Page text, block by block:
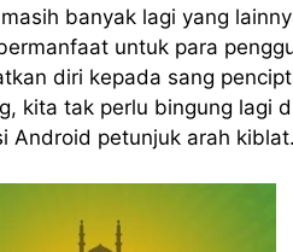
masih banyak lagi yang
untuk para
diri kepada sang
kita tak perlu bingung lagi
Android petunjuk arah kiblat.